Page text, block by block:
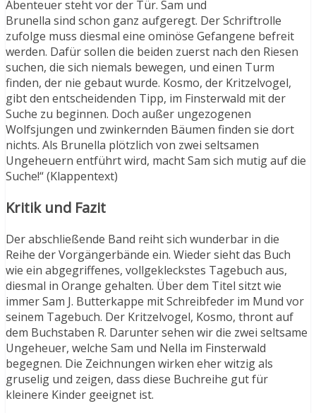
Abenteuer steht vor der Tür. Sam und
Brunella sind schon ganz aufgeregt. Der Schriftrolle
zufolge muss diesmal eine ominöse Gefangene befreit
werden. Dafür sollen die beiden zuerst nach den Riesen
suchen, die sich niemals bewegen, und einen Turm
finden, der nie gebaut wurde. Kosmo, der Kritzelvogel,
gibt den entscheidenden Tipp, im Finsterwald mit der
Suche zu beginnen. Doch außer ungezogenen
Wolfsjungen und zwinkernden Bäumen finden sie dort
nichts. Als Brunella plötzlich von zwei seltsamen
Ungeheuern entführt wird, macht Sam sich mutig auf die
Suche!“ (Klappentext)
Kritik und Fazit
Der abschließende Band reiht sich wunderbar in die
Reihe der Vorgängerbände ein. Wieder sieht das Buch
wie ein abgegriffenes, vollgekleckstes Tagebuch aus,
diesmal in Orange gehalten. Über dem Titel sitzt wie
immer Sam J. Butterkappe mit Schreibfeder im Mund vor
seinem Tagebuch. Der Kritzelvogel, Kosmo, thront auf
dem Buchstaben R. Darunter sehen wir die zwei seltsame
Ungeheuer, welche Sam und Nella im Finsterwald
begegnen. Die Zeichnungen wirken eher witzig als
gruselig und zeigen, dass diese Buchreihe gut für
kleinere Kinder geeignet ist.